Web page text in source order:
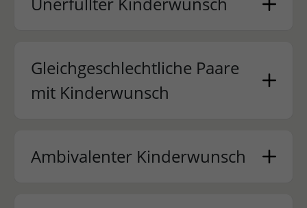
Gleichgeschlechtliche Paare
mit Kinderwunsch
Ambivalenter Kinderwunsch